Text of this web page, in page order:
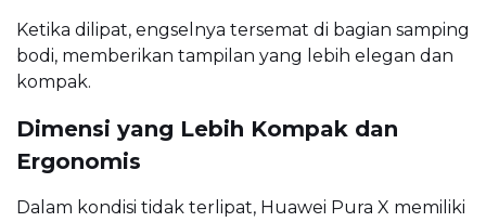
Ketika dilipat, engselnya tersemat di bagian samping
bodi, memberikan tampilan yang lebih elegan dan
kompak.
Dimensi yang Lebih Kompak dan
Ergonomis
Dalam kondisi tidak terlipat, Huawei Pura X memiliki